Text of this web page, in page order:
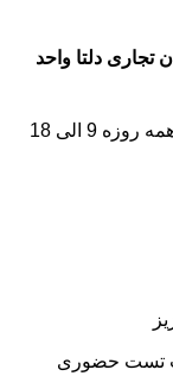
تجاری دلتا واحد
تست حضوری